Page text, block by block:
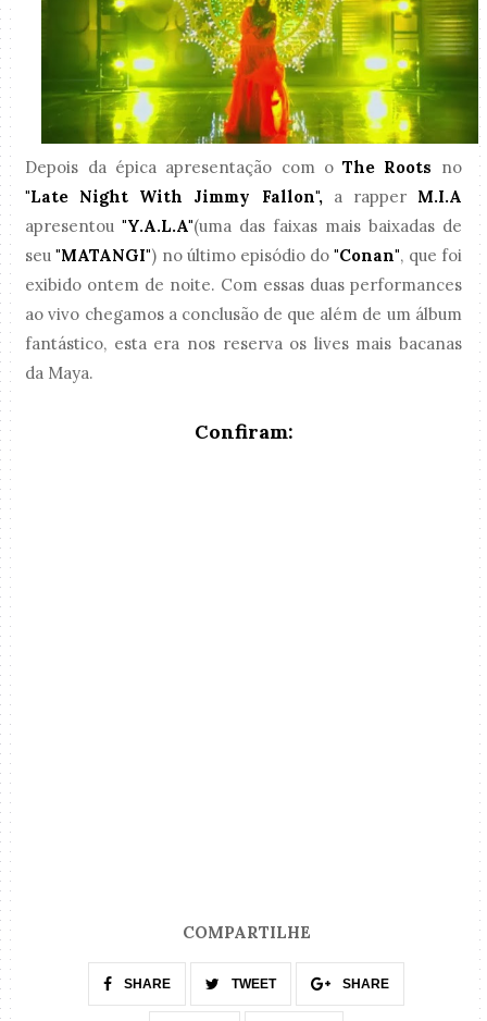
Depois da épica apresentação com oThe Roots no
"Late Night With Jimmy Fallon",a rapper M.I.A
apresentou"Y.A.L.A"(uma das faixas mais baixadas de
seu"MATANGI") no último episódio do"Conan", que foi
exibido ontem de noite. Com essas duas performances
ao vivo chegamos a conclusão de que além de um álbum
fantástico, esta era nos reserva os lives mais bacanas
da Maya.
Confiram:
COMPARTILHE
SHARE TWEET SHARE